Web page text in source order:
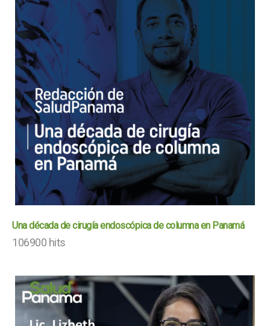
Una década de cirugía endoscópica de columna en Panamá
106900 hits